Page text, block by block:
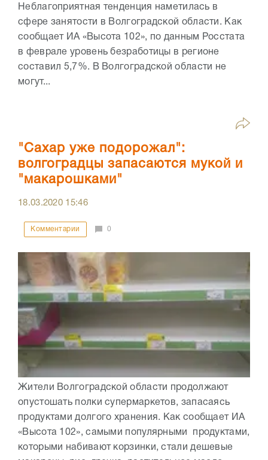
Неблагоприятная тенденция наметилась в
сфере занятости в Волгоградской области. Как
сообщает ИА «Высота 102», по данным Росстата
в феврале уровень безработицы в регионе
составил 5,7%. В Волгоградской области не
могут...
"Сахар уже подорожал":
волгоградцы запасаются мукой и
"макарошками"
18.03.2020 15:46
Комментарии 0
Жители Волгоградской области продолжают
опустошать полки супермаркетов, запасаясь
продуктами долгого хранения. Как сообщает ИА
«Высота 102», самыми популярными продуктами,
которыми набивают корзинки, стали дешевые